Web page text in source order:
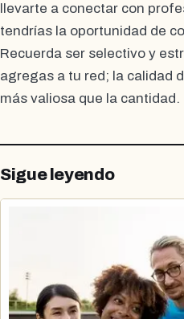
llevarte a conectar con
tendrías la oportunidad de
Recuerda ser selectivo y
agregas a tu red; la calidad
más valiosa que la cantidad.
Sigue leyendo